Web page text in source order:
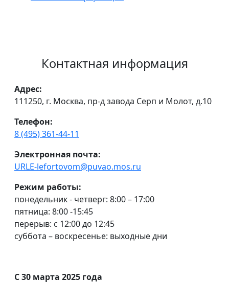
Контактная информация
Адрес:
111250, г. Москва, пр-д завода Серп и Молот, д.10
Телефон:
8 (495) 361-44-11
Электронная почта:
URLE-lefortovom@puvao.mos.ru
Режим работы:
понедельник - четверг: 8:00 – 17:00
пятница: 8:00 -15:45
перерыв: с 12:00 до 12:45
суббота – воскресенье: выходные дни
С 30 марта 2025 года